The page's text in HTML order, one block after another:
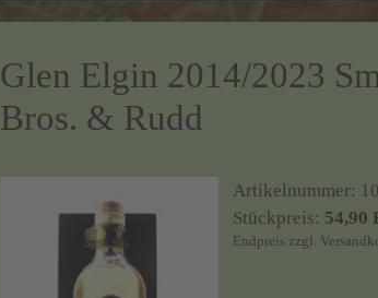
Glen Elgin 2014/2023
Bros. & Rudd
Artikelnummer:
Stückpreis: 54,90
Endpreiszzgl.